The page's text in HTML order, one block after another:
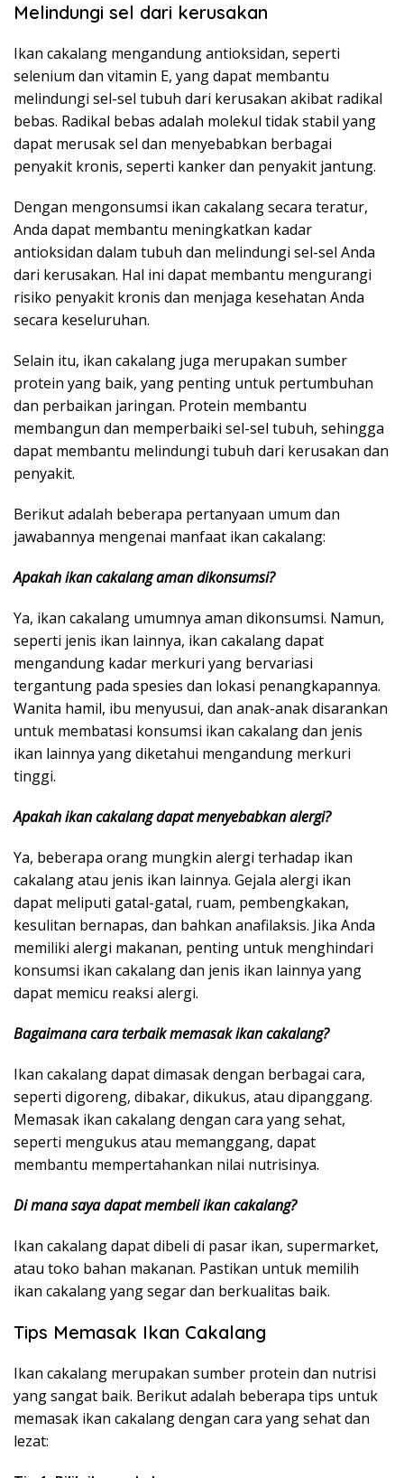
Melindungi sel dari kerusakan
Ikan cakalang mengandung antioksidan, seperti
selenium dan vitamin E, yang dapat membantu
melindungi sel-sel tubuh dari kerusakan akibat radikal
bebas. Radikal bebas adalah molekul tidak stabil yang
dapat merusak sel dan menyebabkan berbagai
penyakit kronis, seperti kanker dan penyakit jantung.
Dengan mengonsumsi ikan cakalang secara teratur,
Anda dapat membantu meningkatkan kadar
antioksidan dalam tubuh dan melindungi sel-sel Anda
dari kerusakan. Hal ini dapat membantu mengurangi
risiko penyakit kronis dan menjaga kesehatan Anda
secara keseluruhan.
Selain itu, ikan cakalang juga merupakan sumber
protein yang baik, yang penting untuk pertumbuhan
dan perbaikan jaringan. Protein membantu
membangun dan memperbaiki sel-sel tubuh, sehingga
dapat membantu melindungi tubuh dari kerusakan dan
penyakit.
Berikut adalah beberapa pertanyaan umum dan
jawabannya mengenai manfaat ikan cakalang:
Apakah ikan cakalang aman dikonsumsi?
Ya, ikan cakalang umumnya aman dikonsumsi. Namun,
seperti jenis ikan lainnya, ikan cakalang dapat
mengandung kadar merkuri yang bervariasi
tergantung pada spesies dan lokasi penangkapannya.
Wanita hamil, ibu menyusui, dan anak-anak disarankan
untuk membatasi konsumsi ikan cakalang dan jenis
ikan lainnya yang diketahui mengandung merkuri
tinggi.
Apakah ikan cakalang dapat menyebabkan alergi?
Ya, beberapa orang mungkin alergi terhadap ikan
cakalang atau jenis ikan lainnya. Gejala alergi ikan
dapat meliputi gatal-gatal, ruam, pembengkakan,
kesulitan bernapas, dan bahkan anafilaksis. Jika Anda
memiliki alergi makanan, penting untuk menghindari
konsumsi ikan cakalang dan jenis ikan lainnya yang
dapat memicu reaksi alergi.
Bagaimana cara terbaik memasak ikan cakalang?
Ikan cakalang dapat dimasak dengan berbagai cara,
seperti digoreng, dibakar, dikukus, atau dipanggang.
Memasak ikan cakalang dengan cara yang sehat,
seperti mengukus atau memanggang, dapat
membantu mempertahankan nilai nutrisinya.
Di mana saya dapat membeli ikan cakalang?
Ikan cakalang dapat dibeli di pasar ikan, supermarket,
atau toko bahan makanan. Pastikan untuk memilih
ikan cakalang yang segar dan berkualitas baik.
Tips Memasak Ikan Cakalang
Ikan cakalang merupakan sumber protein dan nutrisi
yang sangat baik. Berikut adalah beberapa tips untuk
memasak ikan cakalang dengan cara yang sehat dan
lezat: